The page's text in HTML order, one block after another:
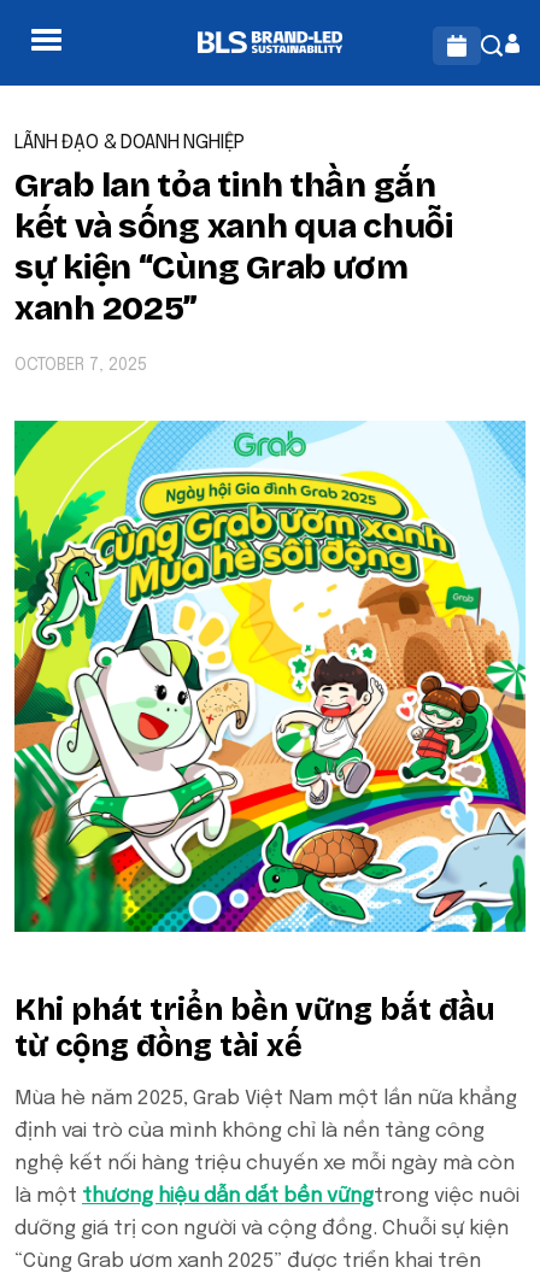
LÃNH ĐẠO & DOANH NGHIỆP
Grab lan tỏa tinh thần gắn
kết và sống xanh qua chuỗi
sự kiện “Cùng Grab ươm
xanh 2025”
OCTOBER 7, 2025
Khi phát triển bền vững bắt đầu
từ cộng đồng tài xế
Mùa hè năm 2025, Grab Việt Nam một lần nữa khẳng
định vai trò của mình không chỉ là nền tảng công
nghệ kết nối hàng triệu chuyến xe mỗi ngày mà còn
là một thương hiệu dẫn dắt bền vữngtrong việc nuôi
dưỡng giá trị con người và cộng đồng. Chuỗi sự kiện
“Cùng Grab ươm xanh 2025” được triển khai trên